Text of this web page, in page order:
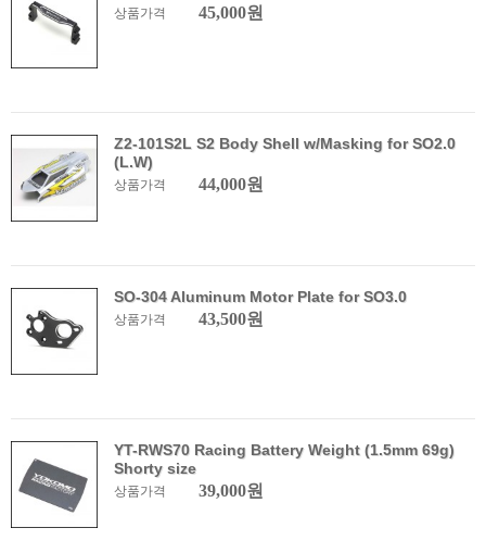
상품가격 45,000원
Z2-101S2L S2 Body Shell w/Masking for SO2.0
(L.W)
상품가격 44,000원
SO-304 Aluminum Motor Plate for SO3.0
상품가격 43,500원
YT-RWS70 Racing Battery Weight (1.5mm 69g)
Shorty size
상품가격 39,000원